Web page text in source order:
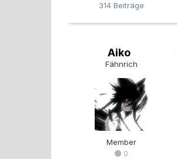
314 Beiträge
Aiko
Fähnrich
Member
0